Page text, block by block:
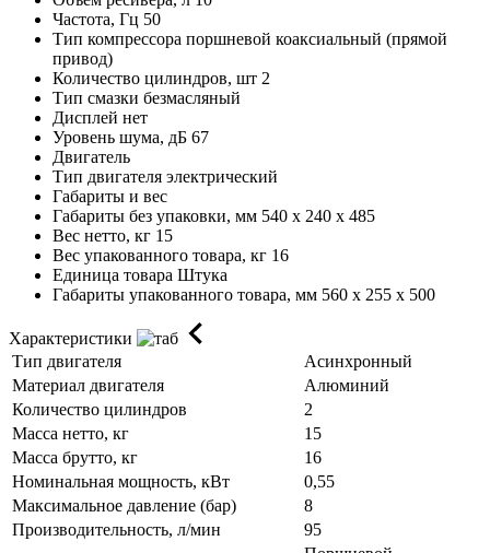
Частота, Гц 50
Тип компрессора поршневой коаксиальный (прямой
привод)
Количество цилиндров, шт 2
Тип смазки безмасляный
Дисплей нет
Уровень шума, дБ 67
Двигатель
Тип двигателя электрический
Габариты и вес
Габариты без упаковки, мм 540 x 240 x 485
Вес нетто, кг 15
Вес упакованного товара, кг 16
Единица товара Штука
Габариты упакованного товара, мм 560 x 255 x 500
Характеристики
Тип двигателя
Асинхронный
Материал двигателя
Алюминий
Количество цилиндров
2
Масса нетто, кг
15
Масса брутто, кг
16
Номинальная мощность, кВт
0,55
Максимальное давление (бар)
8
Производительность, л/мин
95